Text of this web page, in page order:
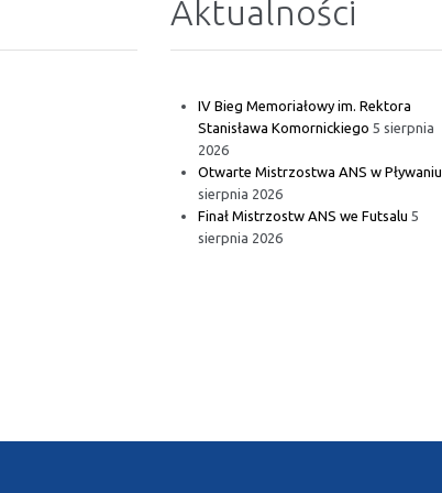
Aktualności
IV Bieg Memoriałowy im. Rektora
Stanisława Komornickiego 5 sierpnia
2026
Otwarte Mistrzostwa ANS w Pływaniu
sierpnia 2026
Finał Mistrzostw ANS we Futsalu 5
sierpnia 2026